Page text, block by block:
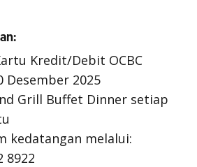
Kredit/Debit OCBC
Desember 2025
Grill Buffet Dinner setiap
kedatangan melalui:
8922